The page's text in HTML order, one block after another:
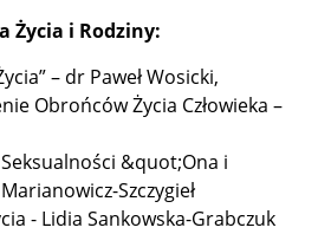
Życia i Rodziny:
– dr Paweł Wosicki,
Obrońców Życia Człowieka –
&quot;Ona i
Szczygieł
- Lidia Sankowska-Grabczuk